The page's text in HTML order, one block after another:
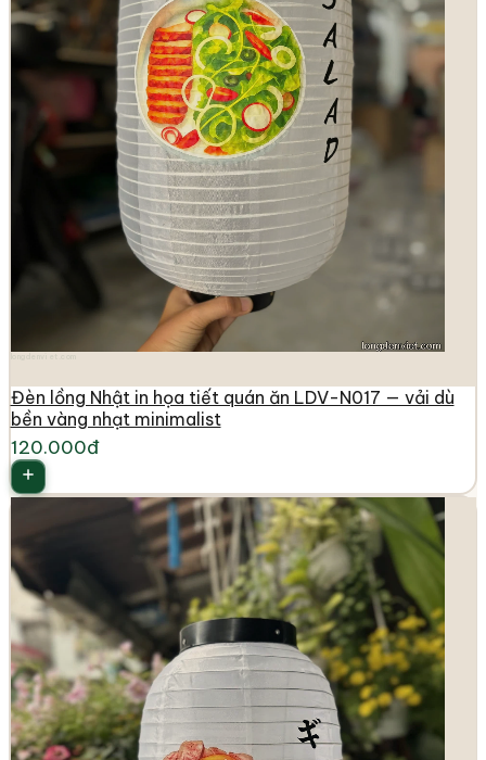
Đèn lồng Nhật in họa tiết quán ăn LDV-N017 — vải dù
bền vàng nhạt minimalist
120.000đ